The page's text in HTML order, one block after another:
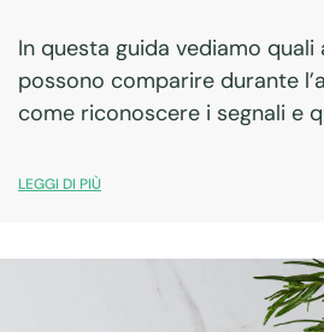
In questa guida vediamo quali
possono comparire durante
come riconoscere i segnali e
possono aiutarti a vivere
LEGGI DI PIÙ